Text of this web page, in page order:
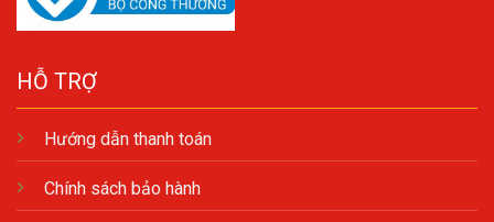
HỖ TRỢ
Hướng dẫn thanh toán
Chính sách bảo hành